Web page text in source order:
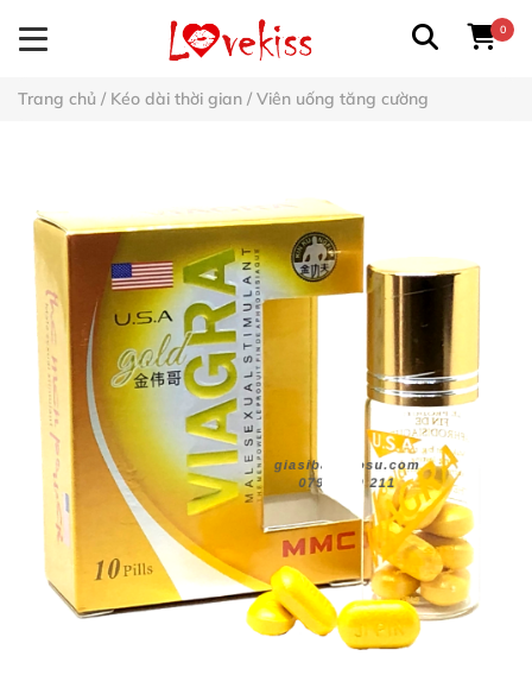
0
Trang chủ / Kéo dài thời gian / Viên uống tăng cường